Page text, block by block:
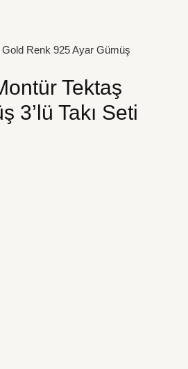
Renk 925 Ayar Gümüş
Tektaş
3’lü Takı Seti